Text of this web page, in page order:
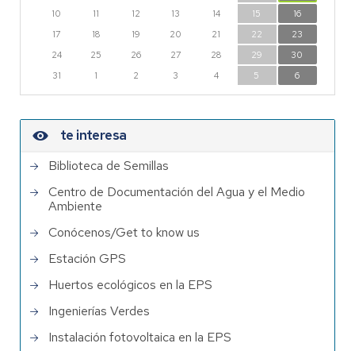
10
11 12 13 14 15
16
17
18 19 20 21 22
23
24
25 26 27 28 29
30
31
1 2 3 4 5 6
te interesa
Biblioteca de Semillas
Centro de Documentación del Agua y el Medio
Ambiente
Conócenos/Get to know us
Estación GPS
Huertos ecológicos en la EPS
Ingenierías Verdes
Instalación fotovoltaica en la EPS